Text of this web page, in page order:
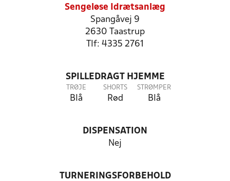
Sengeløse Idrætsanlæg
Spangåvej 9
2630 Taastrup
Tlf: 4335 2761
SPILLEDRAGT HJEMME
TRØJE
Blå
SHORTS
Rød
STRØMPER
Blå
DISPENSATION
Nej
TURNERINGSFORBEHOLD